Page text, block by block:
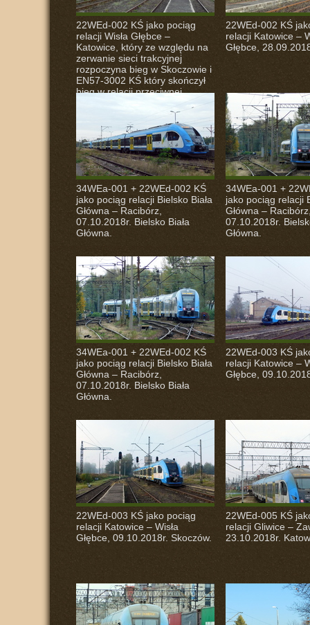
22WEd-002 KŚ jako pociąg
relacji Wisła Głębce –
Katowice, który ze względu na
zerwanie sieci trakcyjnej
rozpoczyna bieg w Skoczowie i
EN57-3002 KŚ który skończył
bieg w relacji przeciwnej,
24.09.2018r. Skoczów.
22WEd-002 KŚ
relacji Katowice –
Głębce,
34WEa-001 + 22WEd-002 KŚ
jako pociąg relacji Bielsko Biała
Główna – Racibórz,
07.10.2018r. Bielsko Biała
Główna.
34WEa-001 +
jako pociąg relacji
Główna –
07.10.2018r.
Główna.
34WEa-001 + 22WEd-002 KŚ
jako pociąg relacji Bielsko Biała
Główna – Racibórz,
07.10.2018r. Bielsko Biała
Główna.
22WEd-003 KŚ
relacji Katowice –
Głębce,
22WEd-003 KŚ jako pociąg
relacji Katowice – Wisła
Głębce, 09.10.2018r. Skoczów.
22WEd-005 KŚ
relacji Gliwice –
23.10.2018r.